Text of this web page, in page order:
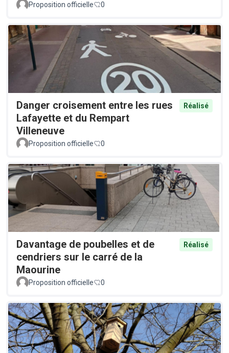
Proposition officielle 0
Danger croisement entre les rues
Lafayette et du Rempart
Villeneuve
Réalisé
Proposition officielle 0
Davantage de poubelles et de
cendriers sur le carré de la
Maourine
Réalisé
Proposition officielle 0